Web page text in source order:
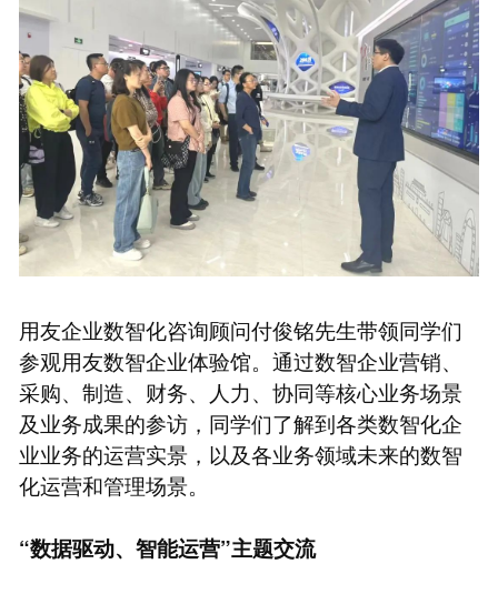
用友企业数智化咨询顾问付俊铭先生带领同学们
参观用友数智企业体验馆。通过数智企业营销、
采购、制造、财务、人力、协同等核心业务场景
及业务成果的参访，同学们了解到各类数智化企
业业务的运营实景，以及各业务领域未来的数智
化运营和管理场景。
“数据驱动、智能运营”主题交流